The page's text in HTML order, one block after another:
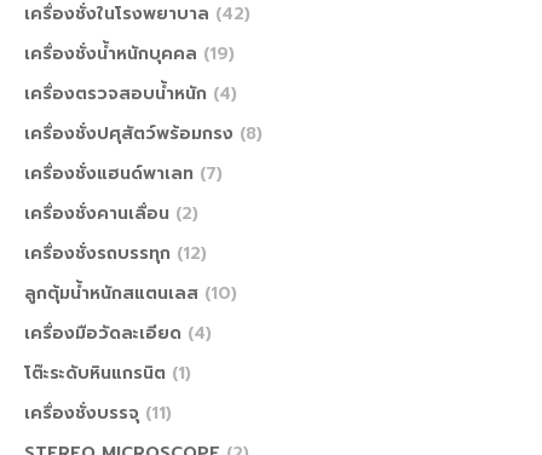
เครื่องชั่งในโรงพยาบาล (42)
เครื่องชั่งน้ำหนักบุคคล (19)
เครื่องตรวจสอบน้ำหนัก (4)
เครื่องชั่งปศุสัตว์พร้อมกรง (8)
เครื่องชั่งแฮนด์พาเลท (7)
เครื่องชั่งคานเลื่อน (2)
เครื่องชั่งรถบรรทุก (12)
ลูกตุ้มน้ำหนักสแตนเลส (10)
เครื่องมือวัดละเอียด (4)
โต๊ะระดับหินแกรนิต (1)
เครื่องชั่งบรรจุ (11)